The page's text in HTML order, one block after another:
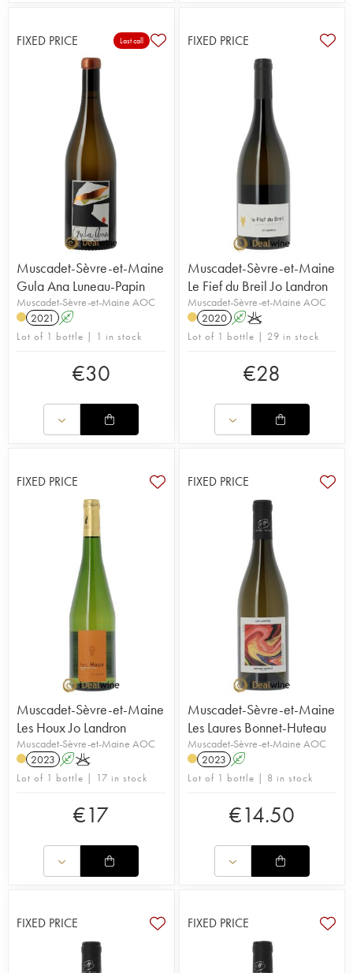
FIXED PRICE Last call
Muscadet-Sèvre-et-Maine
Gula Ana Luneau-Papin
Muscadet-Sèvre-et-Maine AOC
2021
A
Lot of 1 bottle | 1 in stock
€30
FIXED PRICE
Muscadet-Sèvre-et-Maine
Le Fief du Breil Jo Landron
Muscadet-Sèvre-et-Maine AOC
2020 AK
Lot of 1 bottle | 29 in stock
€28
FIXED PRICE
Muscadet-Sèvre-et-Maine
Les Houx Jo Landron
Muscadet-Sèvre-et-Maine AOC
2023 AK
Lot of 1 bottle | 17 in stock
€17
FIXED PRICE
Muscadet-Sèvre-et-Maine
Les Laures Bonnet-Huteau
Muscadet-Sèvre-et-Maine AOC
2023 A
Lot of 1 bottle | 8 in stock
€14.50
FIXED PRICE FIXED PRICE